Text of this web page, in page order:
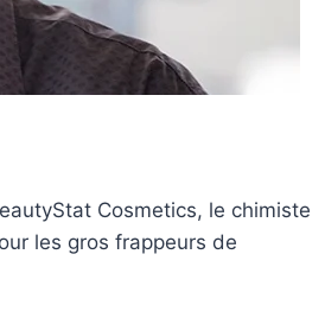
Cosmetics, le chimiste
les gros frappeurs de